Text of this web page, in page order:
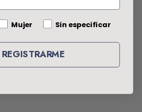
Mujer Sin especificar
REGISTRARME